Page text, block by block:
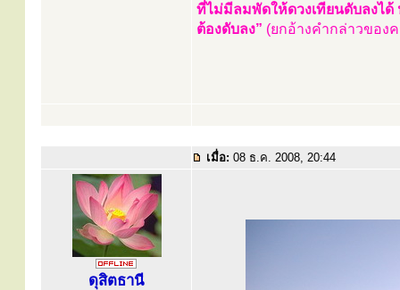
ที่ไม่มีลมพัดให้ดวงเทียนดับลงได้
ต้องดับลง” (ยกอ้างคำกล่าวของ
เมื่อ: 08 ธ.ค. 2008, 20:44
ดุสิตธานี